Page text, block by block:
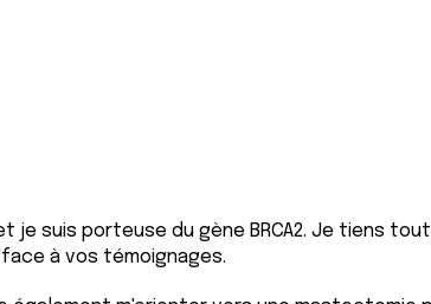
je suis porteuse du gène BRCA2. Je tiens
à vos témoignages.